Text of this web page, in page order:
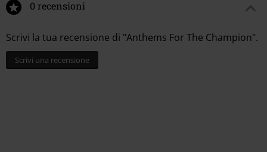
0 recensioni
Scrivi la tua recensione di "Anthems For The Champion".
Scrivi una recensione